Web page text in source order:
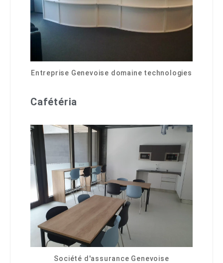
Entreprise Genevoise domaine technologies
Cafétéria
Société d'assurance Genevoise